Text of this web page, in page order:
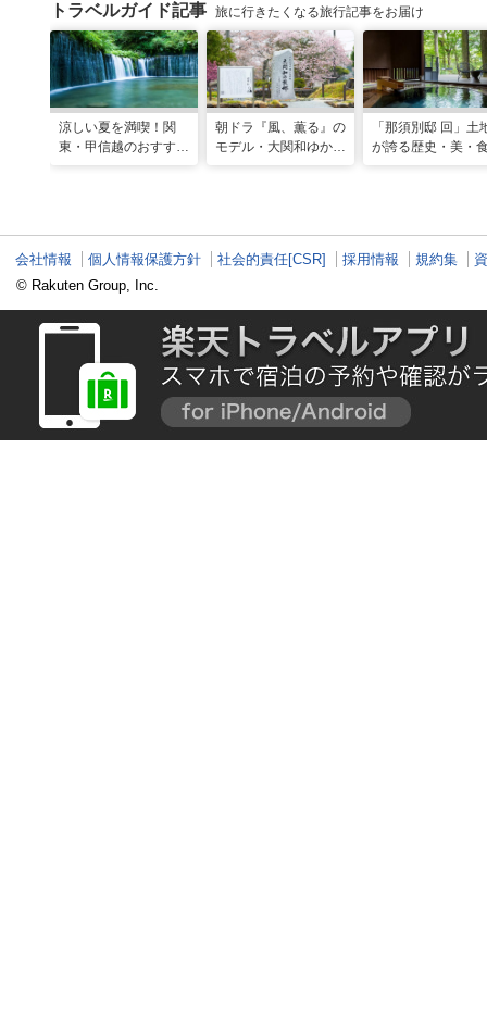
トラベルガイド記事 旅に行きたくなる旅行記事をお届け
涼しい夏を満喫！関
東・甲信越のおすすめ
朝ドラ『風、薫る』の
モデル・大関和ゆかり
「那須別邸 回」土
が誇る歴史・美・
会社情報 個人情報保護方針 社会的責任[CSR] 採用情報 規約集
© Rakuten Group, Inc.